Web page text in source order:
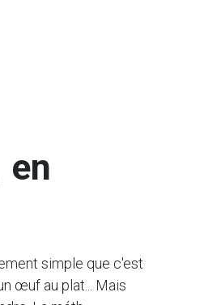
simple que c'est
œuf au plat... Mais